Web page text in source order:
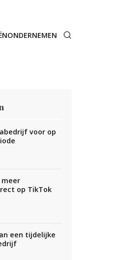
ONDERNEMEN
voor op
op TikTok
een tijdelijke